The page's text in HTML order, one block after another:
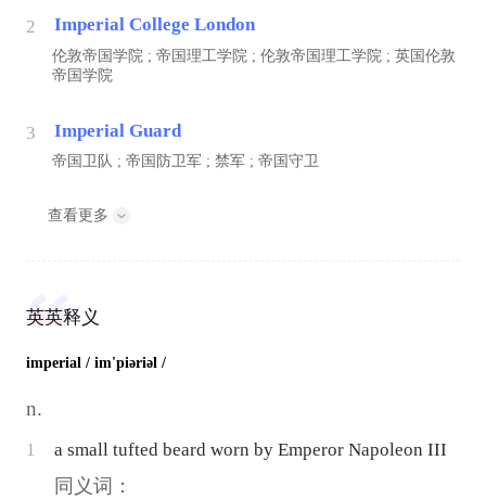
2 Imperial College London
伦敦帝国学院 ; 帝国理工学院 ; 伦敦帝国理工学院 ; 英国伦敦
帝国学院
3 Imperial Guard
帝国卫队 ; 帝国防卫军 ; 禁军 ; 帝国守卫
查看更多
英英释义
imperial / im'piəriəl /
n.
1 a small tufted beard worn by Emperor Napoleon III
同义词：